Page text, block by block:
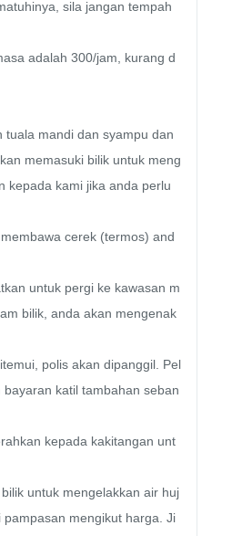
sila jangan tempah
adalah 300/jam, kurang d
tuala mandi dan syampu dan
memasuki bilik untuk meng
kepada kami jika anda perlu
cerek (termos) and
untuk pergi ke kawasan m
bilik, anda akan mengenak
polis akan dipanggil. Pel
katil tambahan seban
kepada kakitangan unt
untuk mengelakkan air huj
mengikut harga. Ji